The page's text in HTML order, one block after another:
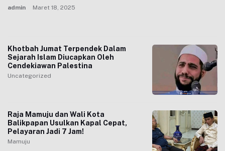
Khotbah Jumat Terpendek Dalam
Sejarah Islam Diucapkan Oleh
Cendekiawan Palestina
Uncategorized
Raja Mamuju dan Wali Kota
Balikpapan Usulkan Kapal Cepat,
Pelayaran Jadi 7 Jam!
Mamuju
admin Maret 18, 2025